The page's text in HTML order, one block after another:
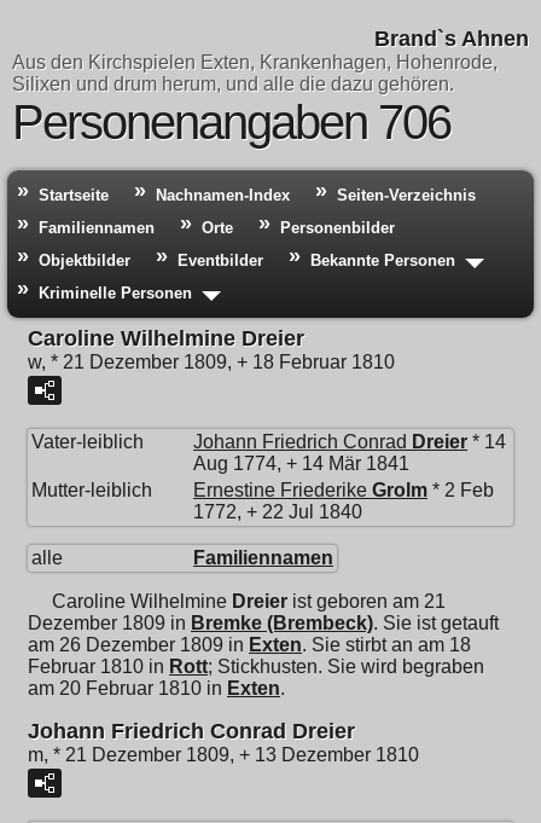
Brand`s Ahnen
Aus den Kirchspielen Exten, Krankenhagen, Hohenrode,
Silixen und drum herum, und alle die dazu gehören.
Personenangaben 706
Startseite Nachnamen-Index
Seiten-Verzeichnis
Familiennamen
Orte
Personenbilder
Objektbilder
Eventbilder
Bekannte Personen
Kriminelle Personen
Caroline Wilhelmine Dreier
w, * 21 Dezember 1809, + 18 Februar 1810
Vater-leiblich Johann Friedrich Conrad Dreier * 14
Aug 1774, + 14 Mär 1841
Mutter-leiblich
Ernestine Friederike Grolm * 2 Feb
1772, + 22 Jul 1840
alle Familiennamen
Caroline Wilhelmine Dreier ist geboren am 21
Dezember 1809 in Bremke (Brembeck). Sie ist getauft
am 26 Dezember 1809 in Exten. Sie stirbt an am 18
Februar 1810 in Rott; Stickhusten. Sie wird begraben
am 20 Februar 1810 in Exten.
Johann Friedrich Conrad Dreier
m, * 21 Dezember 1809, + 13 Dezember 1810